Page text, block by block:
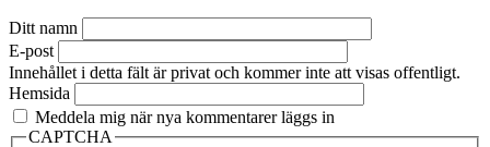
Ditt namn
E-post
Innehållet i detta fält är privat och kommer inte att visas offentligt.
Hemsida
Meddela mig när nya kommentarer läggs in
CAPTCHA